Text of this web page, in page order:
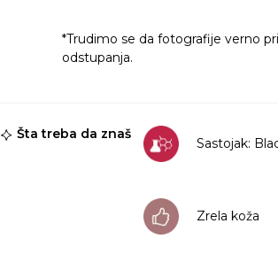
*Trudimo se da fotografije verno
odstupanja.
Šta treba da znaš
Sastojak:
Zrela koža